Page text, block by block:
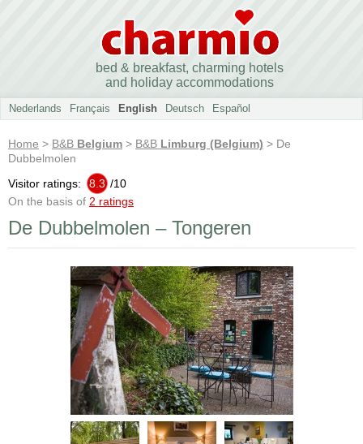
bed & breakfast, charming hotels
and holiday accommodations
Nederlands Français English Deutsch Español
Home > B&B Belgium > B&B Limburg (Belgium) > De
Dubbelmolen
Visitor ratings:
8.3 /10
On the basis of 2 ratings
De Dubbelmolen – Tongeren